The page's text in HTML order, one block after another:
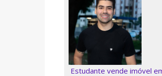
Estudante vende imóvel